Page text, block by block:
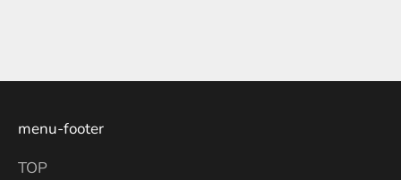
menu-footer
TOP